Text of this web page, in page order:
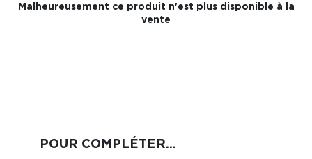
Malheureusement ce produit n'est plus disponible à la
vente
POUR COMPLÉTER...